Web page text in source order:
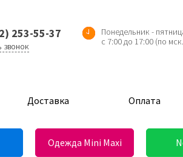
253-55-37
звонок
Понедельник -
с 7:00 до 17:00 (по
Доставка Оплата
Одежда Mini Maxi